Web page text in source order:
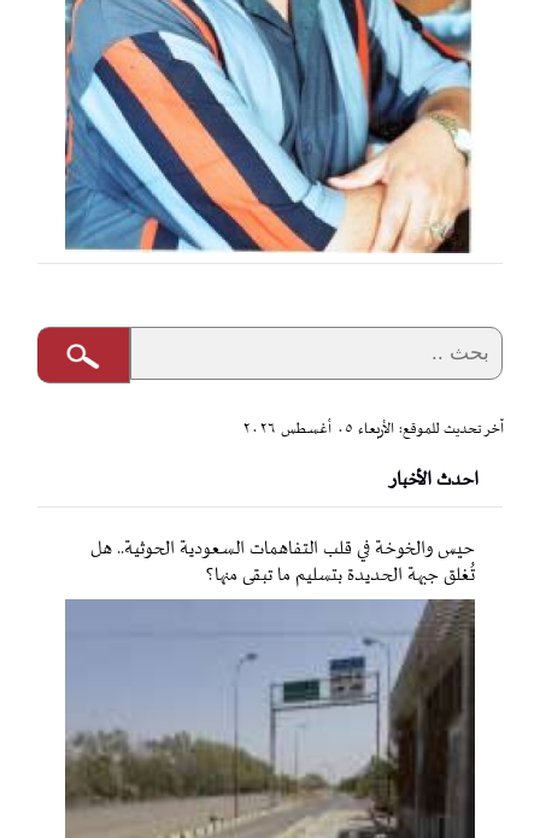
آخر تحديث للموقع: الأربعاء ٠٥ أغسطس ٢٠٢٦
احدث الأخبار
حيس والخوخة في قلب التفاهمات السعودية الحوثية.. هل
تُغلق جبهة الحديدة بتسليم ما تبقى منها؟